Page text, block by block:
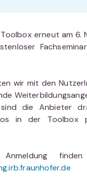
erneut am 6.
wir mit den
die Anbieter
in der Toolbox